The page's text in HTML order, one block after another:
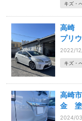
キズ・
高崎
プリ
2022/
キズ・
高崎
金
2024/